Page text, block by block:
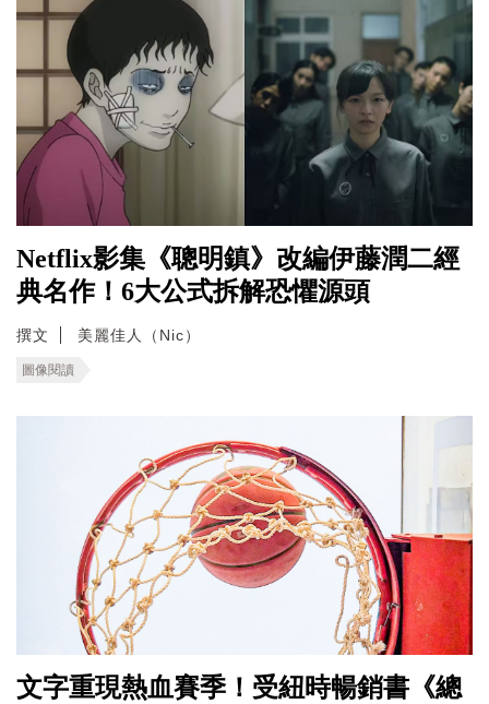
Netflix影集《聰明鎮》改編伊藤潤二經
典名作！6大公式拆解恐懼源頭
撰文 美麗佳人（Nic）
圖像閱讀
文字重現熱血賽季！受紐時暢銷書《總